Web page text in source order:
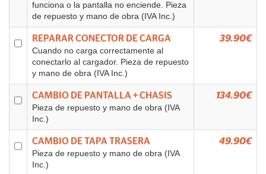
funciona o la pantalla no enciende. Pieza
de repuesto y mano de obra (IVA Inc.)
REPARAR CONECTOR DE CARGA
Cuando no carga correctamente al
conectarlo al cargador. Pieza de repuesto
y mano de obra (IVA Inc.)
39.90€
CAMBIO DE PANTALLA + CHASIS
Pieza de repuesto y mano de obra (IVA
Inc.)
134.90€
CAMBIO DE TAPA TRASERA
Pieza de repuesto y mano de obra (IVA
Inc.)
49.90€